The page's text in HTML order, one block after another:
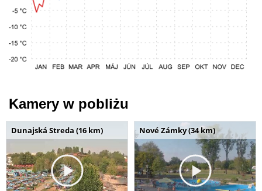
Kamery w pobliżu
Dunajská Streda (16 km) Nové Zámky (34 km)